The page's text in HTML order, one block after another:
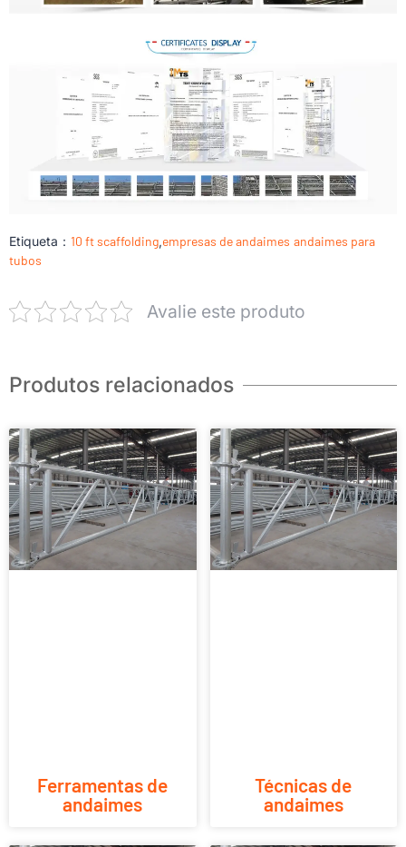
Etiqueta： 10 ft scaffolding,empresas de andaimes andaimes para
tubos
Avalie este produto
Produtos relacionados
Ferramentas de
andaimes
Técnicas de
andaimes